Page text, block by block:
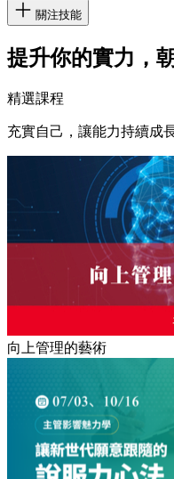
關注技能
提升你的實力，
精選課程
充實自己，讓能力持續成
向上管理的藝術